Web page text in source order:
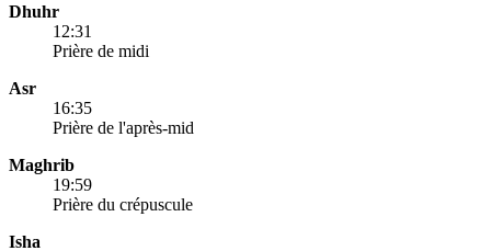
Dhuhr
12:31
Prière de midi
Asr
16:35
Prière de l'après-mid
Maghrib
19:59
Prière du crépuscule
Isha